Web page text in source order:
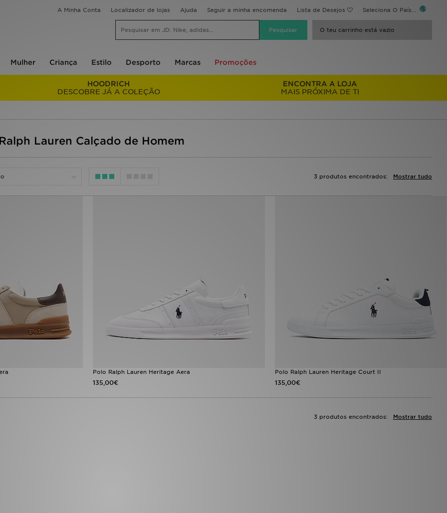
A Minha Conta Localizador de lojas Ajuda Seguir a minha encomenda Lista de Desejos Seleciona O País...
O teu carrinho está vazio
Mulher Criança Estilo Desporto Marcas Promoções
HOODRICH
DESCOBRE JÁ A COLEÇÃO
ENCONTRA A LOJA
MAIS PRÓXIMA DE TI
Lauren Calçado de Homem
Mostrar tudo
3 produtos encontrados:
Polo Ralph Lauren Heritage Aera
135,00€
Polo Ralph Lauren Heritage Court II
135,00€
Mostrar tudo
3 produtos encontrados: